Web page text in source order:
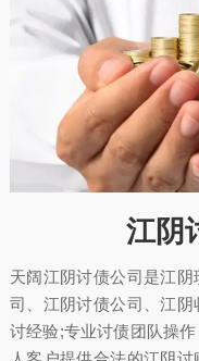
江阴
天阔江阴讨债公司是江
司、江阴讨债公司、江
讨经验;专业讨债团队操